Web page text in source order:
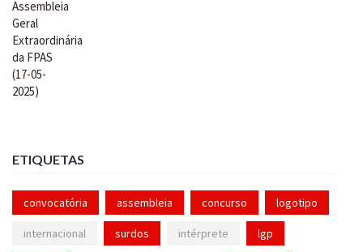
ETIQUETAS
convocatória assembleia concurso logotipo
internacional surdos intérprete lgp